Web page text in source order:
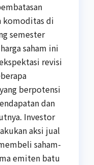
komoditas di
semester
saham ini
revisi
berpotensi
dan
Investor
aksi jual
saham-
emiten batu